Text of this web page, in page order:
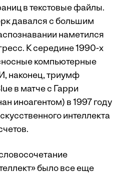
в текстовые файлы.
давался с большим
наметился
К середине 1990-х
компьютерные
наконец, триумф
в матче с Гарри
иноагентом) в 1997 году
интеллекта
было все еще